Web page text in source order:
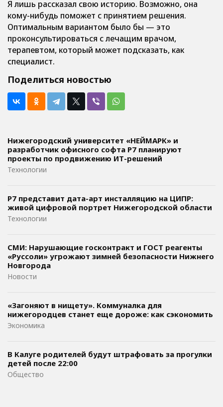
Я лишь рассказал свою историю. Возможно, она
кому-нибудь поможет с принятием решения.
Оптимальным вариантом было бы — это
проконсультироваться с лечащим врачом,
терапевтом, который может подсказать, как
специалист.
Поделиться новостью
Нижегородский университет «НЕЙМАРК» и
разработчик офисного софта P7 планируют
проекты по продвижению ИТ-решений
Технологии
Р7 представит дата-арт инсталляцию на ЦИПР:
живой цифровой портрет Нижегородской области
Технологии
СМИ: Нарушающие госконтракт и ГОСТ реагенты
«Руссоли» угрожают зимней безопасности Нижнего
Новгорода
Новости
«Загоняют в нищету». Коммуналка для
нижегородцев станет еще дороже: как сэкономить
Экономика
В Калуге родителей будут штрафовать за прогулки
детей после 22:00
Общество